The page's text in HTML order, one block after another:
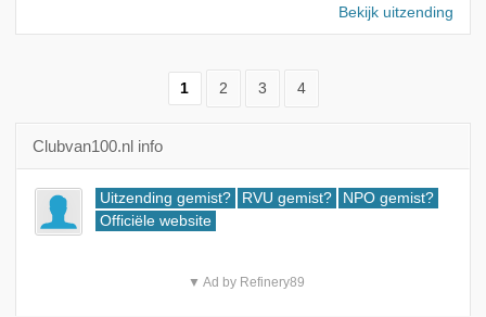
Bekijk uitzending
1 2 3 4
Clubvan100.nl info
Uitzending gemist? RVU gemist?
NPO gemist?
Officiële website
▼ Ad by Refinery89